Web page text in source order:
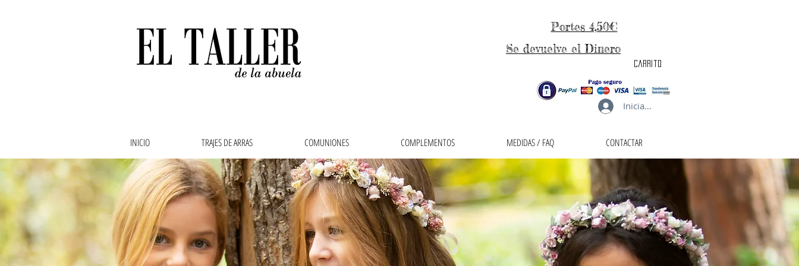
Portes 4,50€
Se devuelve el Dinero
carrito
Iniciar sesión
INICIO TRAJES DE ARRAS COMUNIONES COMPLEMENTOS MEDIDAS / FAQ
CONTACTAR
Ropa de bebe, ropa de niños, trajes de arras y vestidos de comunión en el taller de la
abuela,vestidos de arras, faldas, cubrepañales